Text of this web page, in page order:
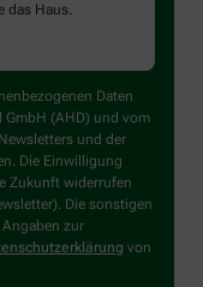
das Haus.
Daten
GmbH (AHD) und vom
und der
Die Einwilligung
Zukunft widerrufen
Die sonstigen
zur
von